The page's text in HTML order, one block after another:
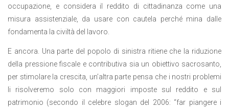
occupazione, e considera il reddito di cittadinanza come una
misura assistenziale, da usare con cautela perché mina dalle
fondamenta la civiltà del lavoro.
E ancora. Una parte del popolo di sinistra ritiene che la riduzione
della pressione fiscale e contributiva sia un obiettivo sacrosanto,
per stimolare la crescita, un’altra parte pensa che i nostri problemi
li risolveremo solo con maggiori imposte sul reddito e sul
patrimonio (secondo il celebre slogan del 2006: “far piangere i